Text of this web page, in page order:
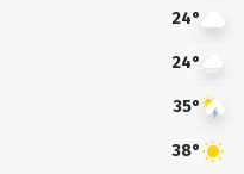
24°
24°
35°
38°